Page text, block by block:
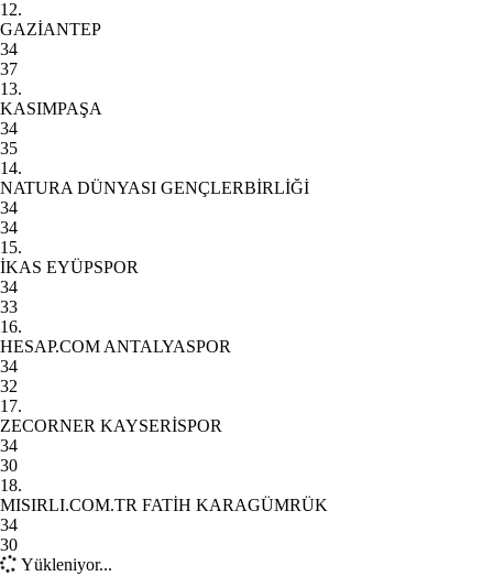
12.
GAZİANTEP
34
37
13.
KASIMPAŞA
34
35
14.
NATURA DÜNYASI GENÇLERBİRLİĞİ
34
34
15.
İKAS EYÜPSPOR
34
33
16.
HESAP.COM ANTALYASPOR
34
32
17.
ZECORNER KAYSERİSPOR
34
30
18.
MISIRLI.COM.TR FATİH KARAGÜMRÜK
34
30
Yükleniyor...